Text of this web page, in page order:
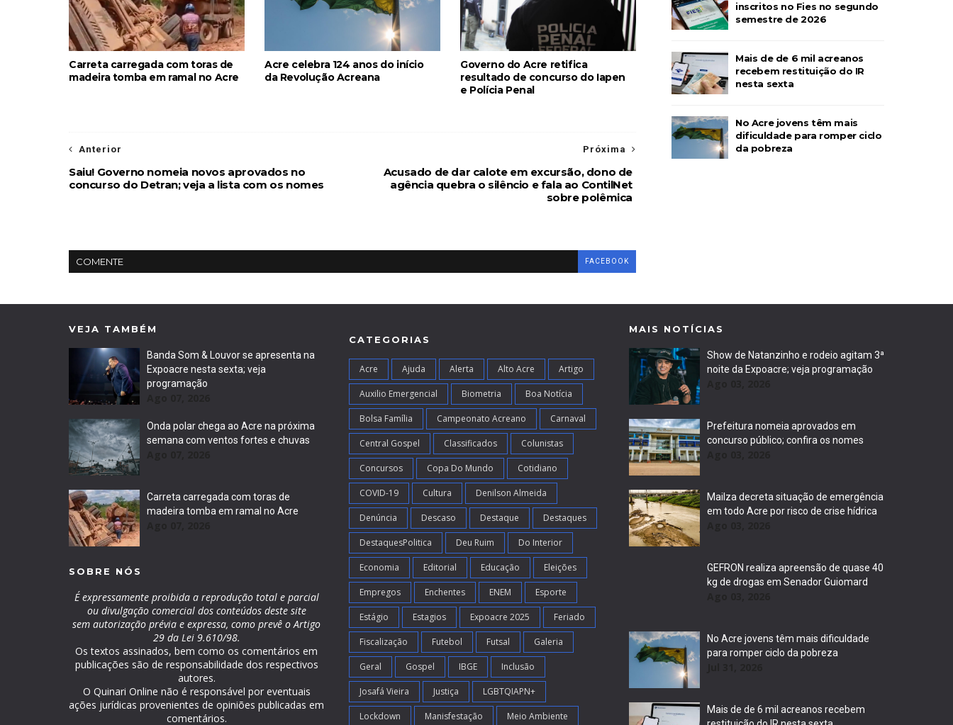
Carreta carregada com toras de
madeira tomba em ramal no Acre
Acre celebra 124 anos do início
da Revolução Acreana
Governo do Acre retifica
resultado de concurso do Iapen
e Polícia Penal
Próxima
Acusado de dar calote em excursão, dono de
agência quebra o silêncio e fala ao ContilNet
sobre polêmica
Anterior
Saiu! Governo nomeia novos aprovados no
concurso do Detran; veja a lista com os nomes
COMENTE FACEBOOK
inscritos no Fies no segundo
semestre de 2026
Mais de de 6 mil acreanos
recebem restituição do IR
nesta sexta
No Acre jovens têm mais
dificuldade para romper ciclo
da pobreza
VEJA TAMBÉM
Banda Som & Louvor se apresenta na
Expoacre nesta sexta; veja
programação
Onda polar chega ao Acre na próxima
semana com ventos fortes e chuvas
Carreta carregada com toras de
madeira tomba em ramal no Acre
SOBRE NÓS
É expressamente proibida a reprodução total e parcial
ou divulgação comercial dos conteúdos deste site
sem autorização prévia e expressa, como prevê o Artigo
29 da Lei 9.610/98.
Os textos assinados, bem como os comentários em
publicações são de responsabilidade dos respectivos
autores.
O Quinari Online não é responsável por eventuais
ações jurídicas provenientes de opiniões publicadas em
comentários.
CATEGORIAS
Acre Ajuda Alerta Alto Acre Artigo
Auxilio Emergencial Biometria Boa Notícia
Bolsa Família Campeonato Acreano Carnaval
Central Gospel Classificados Colunistas
Concursos Copa Do Mundo Cotidiano
COVID-19 Cultura Denilson Almeida
Denúncia Descaso Destaque Destaques
DestaquesPolitica Deu Ruim Do Interior
Economia Editorial Educação Eleições
Empregos Enchentes ENEM Esporte
Estágio Estagios Expoacre 2025 Feriado
Fiscalização Futebol Futsal Galeria
Geral Gospel IBGE Inclusão
Josafá Vieira Justiça LGBTQIAPN+
Lockdown Manisfestação Meio Ambiente
MAIS NOTÍCIAS
Show de Natanzinho e rodeio agitam 3ª
noite da Expoacre; veja programação
Prefeitura nomeia aprovados em
concurso público; confira os nomes
Mailza decreta situação de emergência
em todo Acre por risco de crise hídrica
GEFRON realiza apreensão de quase 40
kg de drogas em Senador Guiomard
No Acre jovens têm mais dificuldade
para romper ciclo da pobreza
Mais de de 6 mil acreanos recebem